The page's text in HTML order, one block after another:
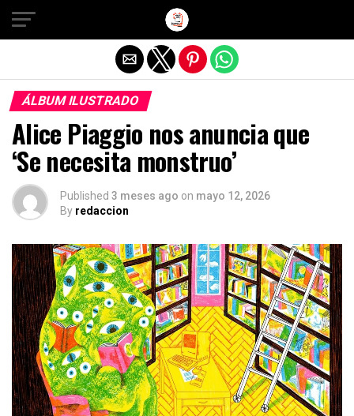
ÁLBUM ILUSTRADO
Alice Piaggio nos anuncia que
‘Se necesita monstruo’
Published 3 meses ago on mayo 12, 2026
By redaccion
Salir de la versión móvil